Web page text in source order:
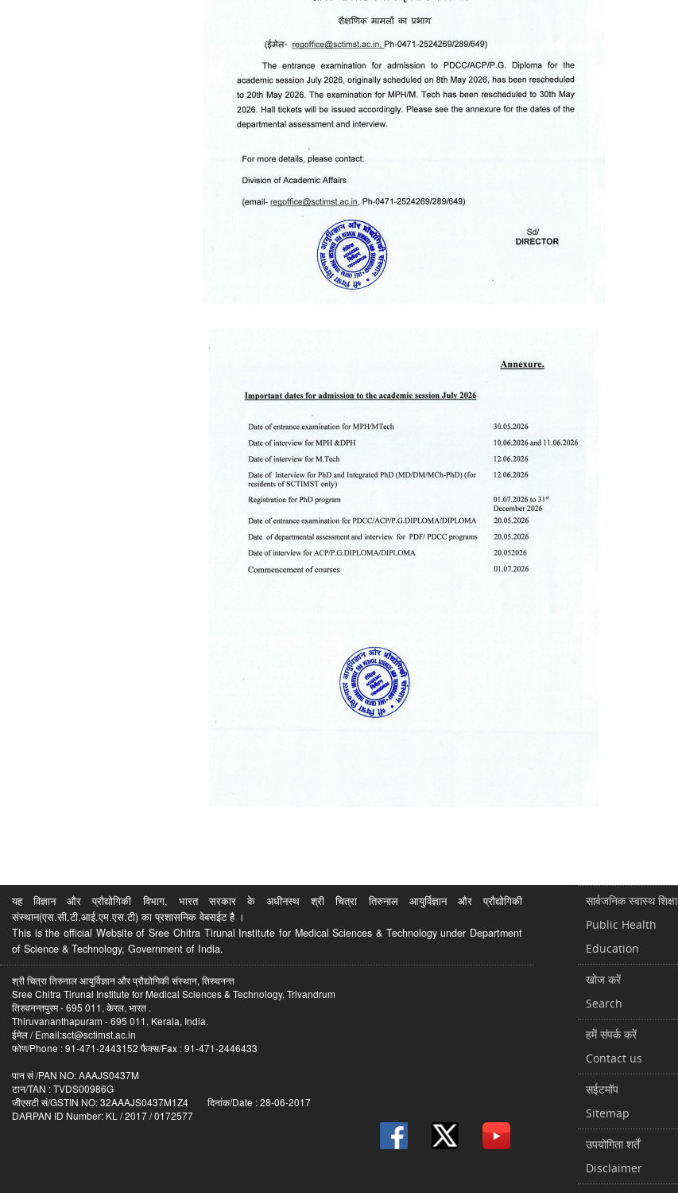
यह विज्ञान और प्रौद्योगिकी विभाग, भारत सरकार के अधीनस्थ श्री चित्रा तिरुनाल आयुर्विज्ञान और प्रौद्योगिकी
संस्थान(एस.सी.टी.आई.एम.एस.टी) का प्रशासनिक वेबसईट है ।
This is the official Website of Sree Chitra Tirunal Institute for Medical Sciences & Technology under Department
of Science & Technology, Government of India.
श्री चित्रा तिरुनाल आयुर्विज्ञान और प्रौद्योगिकी संस्थान, तिरुवनन्त
Sree Chitra Tirunal Institute for Medical Sciences & Technology, Trivandrum
तिरुवनन्तपुरम - 695 011, केरल, भारत .
Thiruvananthapuram - 695 011, Kerala, India.
ईमेल / Email:sct@sctimst.ac.in
फोण/Phone : 91-471-2443152 फैक्स/Fax : 91-471-2446433
पान सं /PAN NO: AAAJS0437M
टान/TAN : TVDS00986G
जीएसटी सं/GSTIN NO: 32AAAJS0437M1Z4 दिनांक/Date : 28-06-2017
DARPAN ID Number: KL / 2017 / 0172577
सार्वजनिक स्वास्थ शिक्षा
Public Health
Education
खोज करें
Search
हमें संपर्क करें
Contact us
सईटमॉप
Sitemap
उपयोगिता शर्तें
Disclaimer